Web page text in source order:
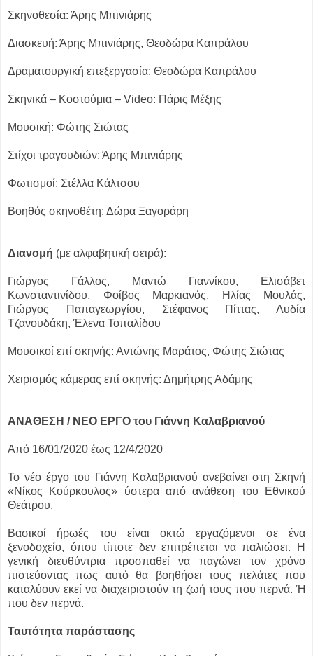
Σκηνοθεσία: Άρης Μπινιάρης
Διασκευή: Άρης Μπινιάρης, Θεοδώρα Καπράλου
Δραματουργική επεξεργασία: Θεοδώρα Καπράλου
Σκηνικά – Κοστούμια – Video: Πάρις Μέξης
Μουσική: Φώτης Σιώτας
Στίχοι τραγουδιών: Άρης Μπινιάρης
Φωτισμοί: Στέλλα Κάλτσου
Βοηθός σκηνοθέτη: Δώρα Ξαγοράρη
Διανομή (με αλφαβητική σειρά):
Γιώργος Γάλλος, Μαντώ Γιαννίκου, Ελισάβετ
Κωνσταντινίδου, Φοίβος Μαρκιανός, Ηλίας Μουλάς,
Γιώργος Παπαγεωργίου, Στέφανος Πίττας, Λυδία
Τζανουδάκη, Έλενα Τοπαλίδου
Μουσικοί επί σκηνής: Αντώνης Μαράτος, Φώτης Σιώτας
Χειρισμός κάμερας επί σκηνής: Δημήτρης Αδάμης
ΑΝΑΘΕΣΗ / ΝΕΟ ΕΡΓΟ του Γιάννη Καλαβριανού
Από 16/01/2020 έως 12/4/2020
Το νέο έργο του Γιάννη Καλαβριανού ανεβαίνει στη Σκηνή
«Νίκος Κούρκουλος» ύστερα από ανάθεση του Εθνικού
Θεάτρου.
Βασικοί ήρωές του είναι οκτώ εργαζόμενοι σε ένα
ξενοδοχείο, όπου τίποτε δεν επιτρέπεται να παλιώσει. Η
γενική διευθύντρια προσπαθεί να παγώνει τον χρόνο
πιστεύοντας πως αυτό θα βοηθήσει τους πελάτες που
καταλύουν εκεί να διαχειριστούν τη ζωή τους που περνά. Ή
που δεν περνά.
Ταυτότητα παράστασης